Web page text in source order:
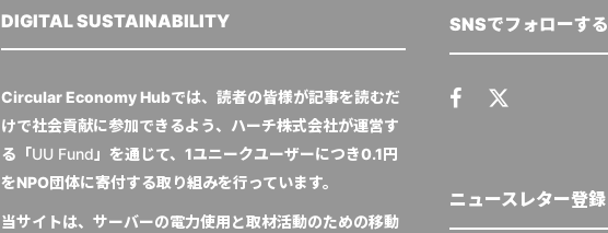
DIGITAL SUSTAINABILITY
Circular Economy Hubでは、読者の皆様が記事を読むだ
けで社会貢献に参加できるよう、ハーチ株式会社が運営す
る「UU Fund」を通じて、1ユニークユーザーにつき0.1円
をNPO団体に寄付する取り組みを行っています。
当サイトは、サーバーの電力使用と取材活動のための移動
SNSでフォローする
ニュースレター登録